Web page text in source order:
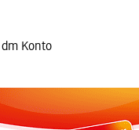
Konto